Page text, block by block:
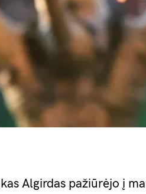
Algirdas pažiūrėjo į